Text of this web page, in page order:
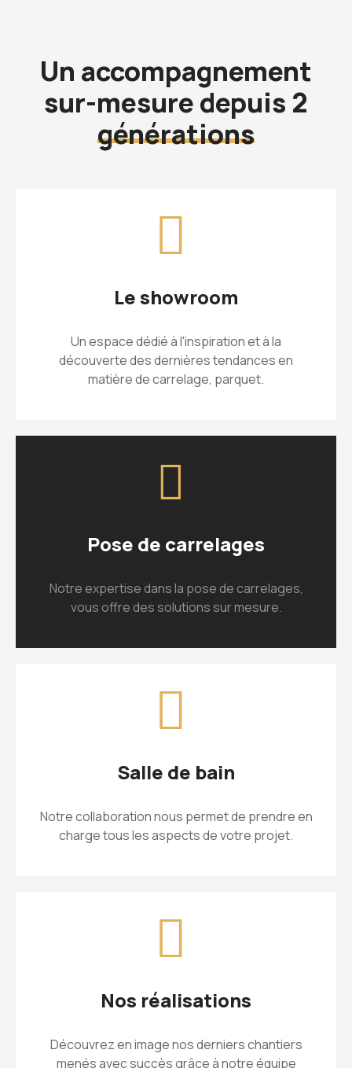
Un accompagnement
sur-mesure depuis 2
générations
Le showroom
Un espace dédié à l'inspiration et à la
découverte des dernières tendances en
matière de carrelage, parquet.
Pose de carrelages
Notre expertise dans la pose de carrelages,
vous offre des solutions sur mesure.
Salle de bain
Notre collaboration nous permet de prendre en
charge tous les aspects de votre projet.
Nos réalisations
Découvrez en image nos derniers chantiers
menés avec succès grâce à notre équipe